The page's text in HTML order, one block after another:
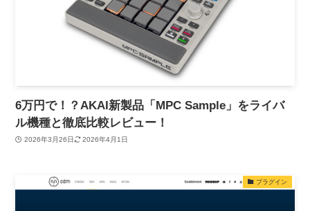
6万円で！？AKAI新製品「MPC Sample」をライバ
ル機種と徹底比較レビュー！
2026年3月26日 2026年4月1日
プラグイン